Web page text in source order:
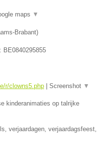
maps ▼
Brabant)
BE0840295855
r/clowns5.php Screenshot ▼
kinderanimaties op talrijke
verjaardagen, verjaardagsfeest,